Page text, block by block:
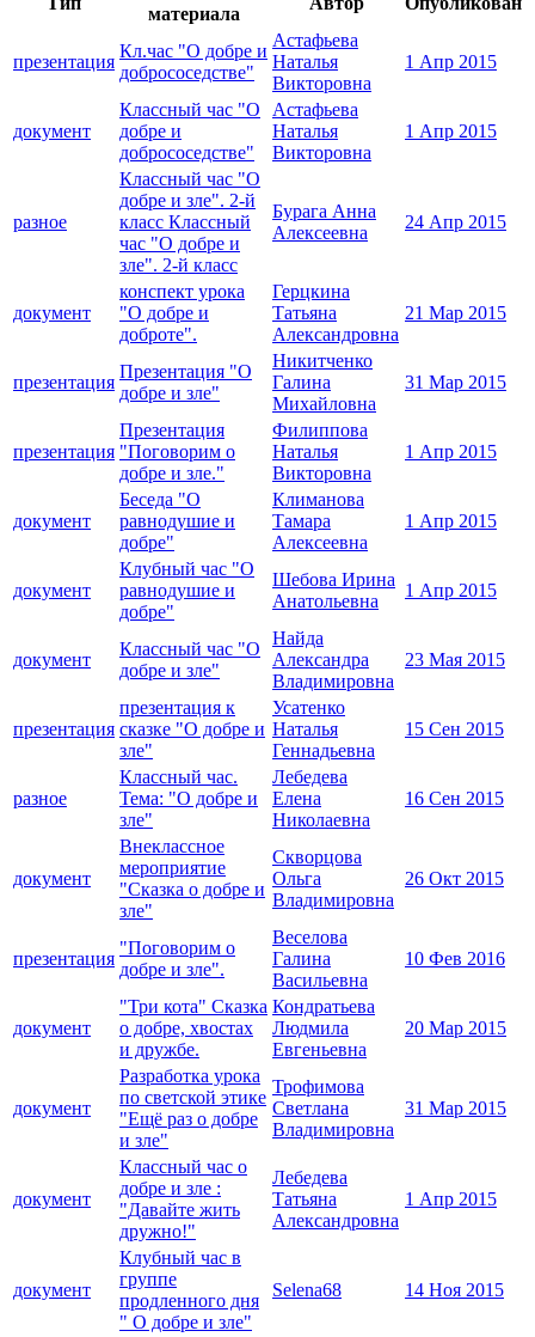
материала
презентация
Кл.час "О добре и
добрососедстве"
Астафьева
Наталья
Викторовна
1 Апр 2015
документ
Классный час "О
добре и
добрососедстве"
Астафьева
Наталья
Викторовна
1 Апр 2015
разное
Классный час "О
добре и зле". 2-й
класс Классный
час "О добре и
зле". 2-й класс
Бурага Анна
Алексеевна
24 Апр 2015
документ
конспект урока
"О добре и
доброте".
Герцкина
Татьяна
Александровна
21 Мар 2015
презентация
Презентация "О
добре и зле"
Никитченко
Галина
Михайловна
31 Мар 2015
презентация
Презентация
"Поговорим о
добре и зле."
Филиппова
Наталья
Викторовна
1 Апр 2015
документ
Беседа "О
равнодушие и
добре"
Климанова
Тамара
Алексеевна
1 Апр 2015
документ
Клубный час "О
равнодушие и
добре"
Шебова Ирина
Анатольевна
1 Апр 2015
документ
Классный час "О
добре и зле"
Найда
Александра
Владимировна
23 Мая 2015
презентация
презентация к
сказке "О добре и
зле"
Усатенко
Наталья
Геннадьевна
15 Сен 2015
разное
Классный час.
Тема: "О добре и
зле"
Лебедева
Елена
Николаевна
16 Сен 2015
документ
Внеклассное
мероприятие
"Сказка о добре и
зле"
Скворцова
Ольга
Владимировна
26 Окт 2015
презентация
"Поговорим о
добре и зле".
Веселова
Галина
Васильевна
10 Фев 2016
документ
"Три кота" Сказка
о добре, хвостах
и дружбе.
Кондратьева
Людмила
Евгеньевна
20 Мар 2015
документ
Разработка урока
по светской этике
"Ещё раз о добре
и зле"
Трофимова
Светлана
Владимировна
31 Мар 2015
документ
Классный час о
добре и зле :
"Давайте жить
дружно!"
Лебедева
Татьяна
Александровна
1 Апр 2015
документ
Клубный час в
группе
продленного дня
" О добре и зле"
Selena68 14 Ноя 2015